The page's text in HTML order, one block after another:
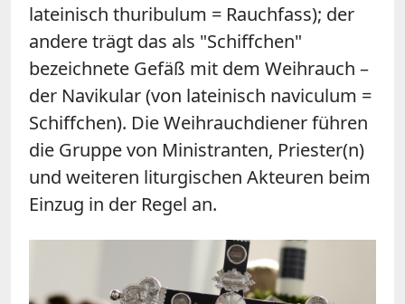
lateinisch thuribulum = Rauchfass); der
andere trägt das als "Schiffchen"
bezeichnete Gefäß mit dem Weihrauch –
der Navikular (von lateinisch naviculum =
Schiffchen). Die Weihrauchdiener führen
die Gruppe von Ministranten, Priester(n)
und weiteren liturgischen Akteuren beim
Einzug in der Regel an.